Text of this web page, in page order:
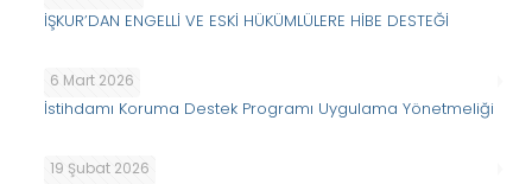
İŞKUR’DAN ENGELLİ VE ESKİ HÜKÜMLÜLERE HİBE DESTEĞİ
6 Mart 2026
İstihdamı Koruma Destek Programı Uygulama Yönetmeliği
19 Şubat 2026